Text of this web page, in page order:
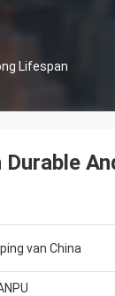
Lifespan
van China